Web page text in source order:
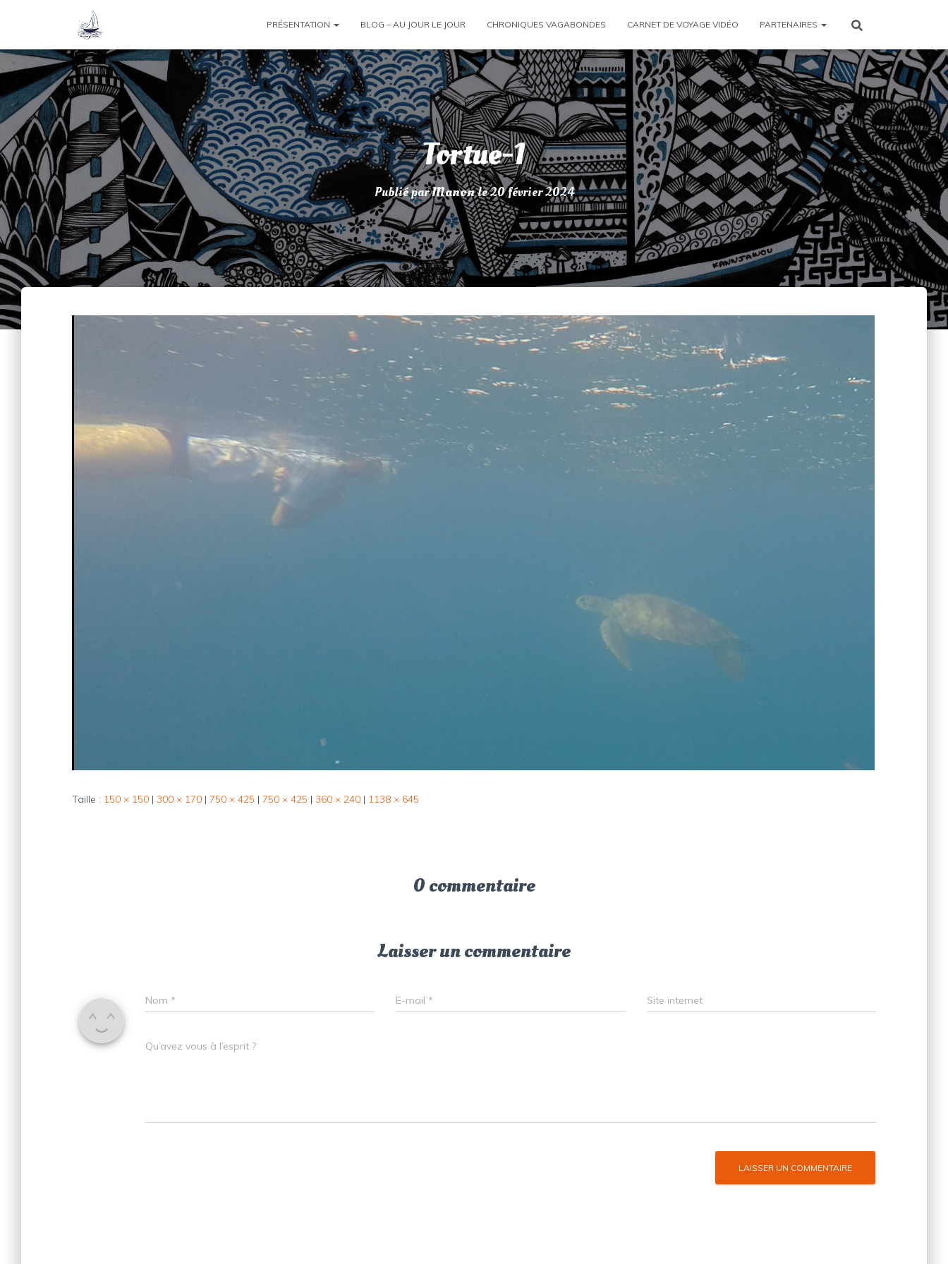
PRÉSENTATION BLOG – AU JOUR LE JOUR CHRONIQUES VAGABONDES CARNET DE VOYAGE VIDÉO PARTENAIRES
Tortue-1
Publié parManonle20 février 2024
Taille : 150 × 150 | 300 × 170 | 750 × 425 | 750 × 425 | 360 × 240 | 1138 × 645
0 commentaire
Laisser un commentaire
Nom * E-mail * Site internet
Qu’avez vous à l’esprit ?